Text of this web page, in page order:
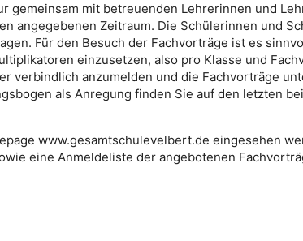
gemeinsam mit betreuenden Lehrerinnen und
angegebenen Zeitraum. Die Schülerinnen und
Für den Besuch der Fachvorträge ist es
einzusetzen, also pro Klasse und
verbindlich anzumelden und die Fachvorträge
als Anregung finden Sie auf den letzten
www.gesamtschulevelbert.de eingesehen
eine Anmeldeliste der angebotenen